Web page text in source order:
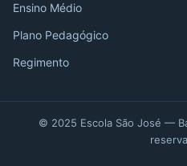
Ensino Médio
Plano Pedagógico
Regimento
© 2025 Escola São José —